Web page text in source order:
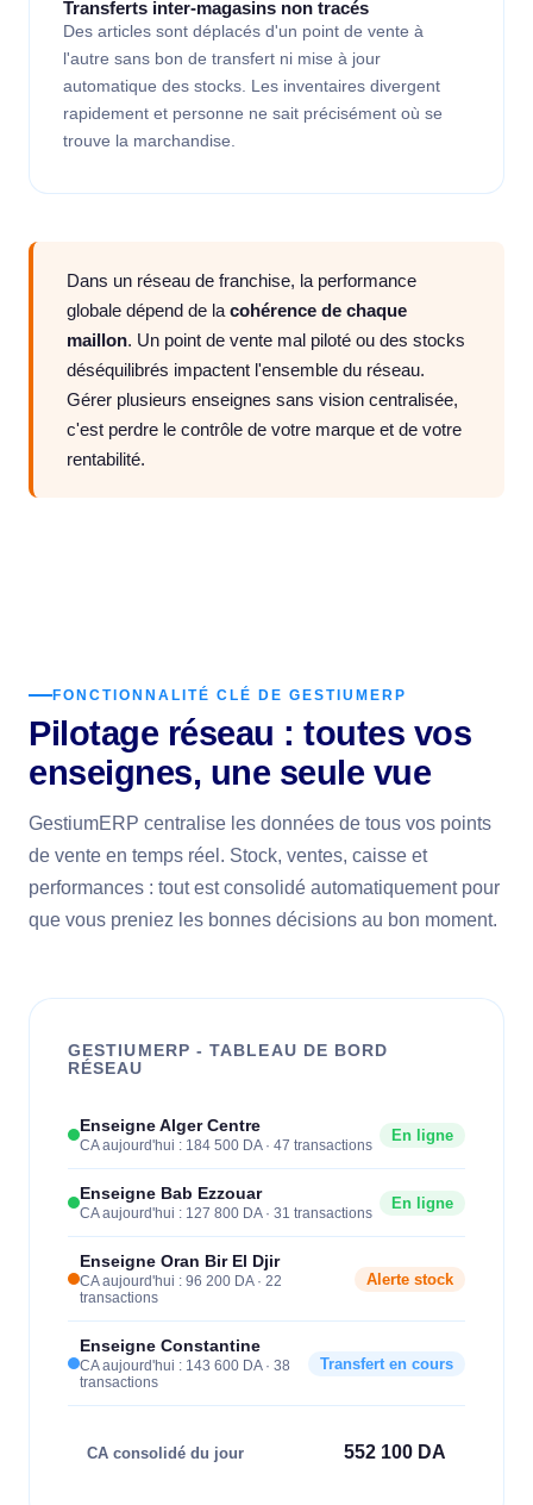
Transferts inter-magasins non tracés
Des articles sont déplacés d'un point de vente à
l'autre sans bon de transfert ni mise à jour
automatique des stocks. Les inventaires divergent
rapidement et personne ne sait précisément où se
trouve la marchandise.
Dans un réseau de franchise, la performance
globale dépend de la cohérence de chaque
maillon. Un point de vente mal piloté ou des stocks
déséquilibrés impactent l'ensemble du réseau.
Gérer plusieurs enseignes sans vision centralisée,
c'est perdre le contrôle de votre marque et de votre
rentabilité.
FONCTIONNALITÉ CLÉ DE GESTIUMERP
Pilotage réseau : toutes vos
enseignes, une seule vue
GestiumERP centralise les données de tous vos points
de vente en temps réel. Stock, ventes, caisse et
performances : tout est consolidé automatiquement pour
que vous preniez les bonnes décisions au bon moment.
GESTIUMERP - TABLEAU DE BORD
RÉSEAU
Enseigne Alger Centre
CA aujourd'hui : 184 500 DA · 47 transactions
En ligne
Enseigne Bab Ezzouar
CA aujourd'hui : 127 800 DA · 31 transactions
En ligne
Enseigne Oran Bir El Djir
CA aujourd'hui : 96 200 DA · 22
transactions
Alerte stock
Enseigne Constantine
CA aujourd'hui : 143 600 DA · 38
transactions
Transfert en cours
CA consolidé du jour 552 100 DA